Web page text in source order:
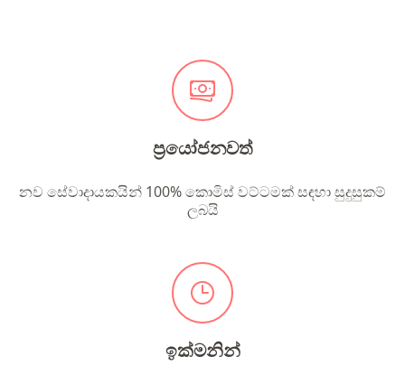
ප්‍රයෝජනවත්
නව සේවාදායකයින් 100% කොමිස් වට්ටමක් සඳහා සුදුසුකම්
ලබයි
ඉක්මනින්